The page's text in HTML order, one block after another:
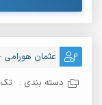
عثمان هورامی
دسته بندی :